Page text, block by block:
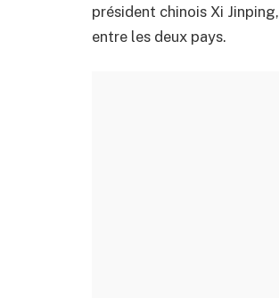
président chinois Xi
entre les deux pays.